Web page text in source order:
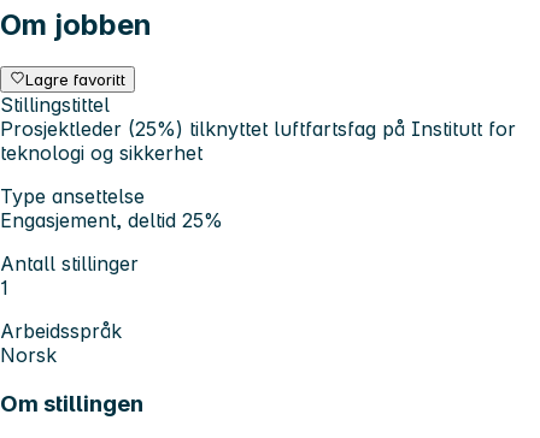
Om jobben
Lagre favoritt
Stillingstittel
Prosjektleder (25%) tilknyttet luftfartsfag på Institutt for
teknologi og sikkerhet
Type ansettelse
Engasjement, deltid 25%
Antall stillinger
1
Arbeidsspråk
Norsk
Om stillingen